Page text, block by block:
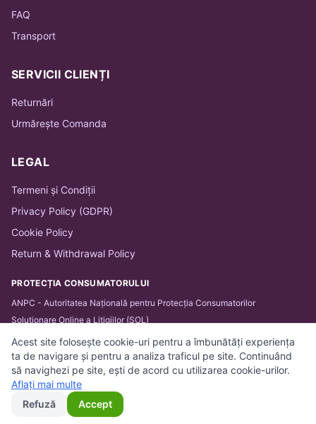
FAQ
Transport
SERVICII CLIENȚI
Returnări
Urmărește Comanda
LEGAL
Termeni și Condiții
Privacy Policy (GDPR)
Cookie Policy
Return & Withdrawal Policy
PROTECȚIA CONSUMATORULUI
ANPC - Autoritatea Națională pentru Protecția Consumatorilor
Soluționare Online a Litigiilor (SOL)
© 2026 BARTHA IT SOLUTIONS SRL. Toate drepturile
Acest site folosește cookie-uri pentru a îmbunătăți experiența
ta de navigare și pentru a analiza traficul pe site. Continuând
să navighezi pe site, ești de acord cu utilizarea cookie-urilor.
Aflați mai multe
Refuză
Accept